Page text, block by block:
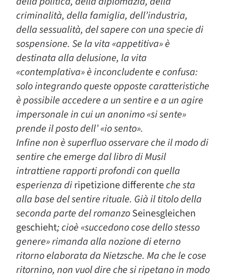
criminalità, della famiglia, dell’industria,
della sessualità, del sapere con una specie di
sospensione. Se la vita «appetitiva» è
destinata alla delusione, la vita
«contemplativa» è inconcludente e confusa:
solo integrando queste opposte caratteristiche
è possibile accedere a un sentire e a un agire
impersonale in cui un anonimo «si sente»
prende il posto dell’ «io sento».
Infine non è superfluo osservare che il modo di
sentire che emerge dal libro di Musil
intrattiene rapporti profondi con quella
esperienza diripetizione differenteche sta
alla base del sentire rituale. Già il titolo della
seconda parte del romanzoSeinesgleichen
geschieht; cioè «succedono cose dello stesso
genere» rimanda alla nozione di eterno
ritorno elaborata da Nietzsche. Ma che le cose
ritornino, non vuol dire che si ripetano in modo